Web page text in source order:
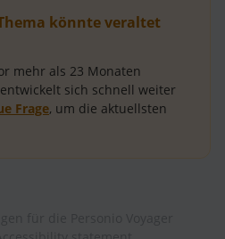
könnte veraltet
mehr als 23 Monaten
sich schnell weiter
Frage, um die aktuellsten